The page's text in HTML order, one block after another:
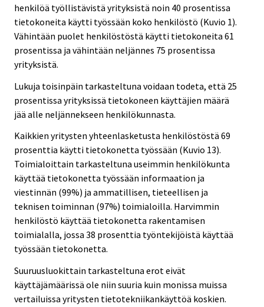
henkilöä työllistävistä yrityksistä noin 40 prosentissa
tietokoneita käytti työssään koko henkilöstö (Kuvio 1).
Vähintään puolet henkilöstöstä käytti tietokoneita 61
prosentissa ja vähintään neljännes 75 prosentissa
yrityksistä.
Lukuja toisinpäin tarkasteltuna voidaan todeta, että 25
prosentissa yrityksissä tietokoneen käyttäjien määrä
jää alle neljännekseen henkilökunnasta.
Kaikkien yritysten yhteenlasketusta henkilöstöstä 69
prosenttia käytti tietokonetta työssään (Kuvio 13).
Toimialoittain tarkasteltuna useimmin henkilökunta
käyttää tietokonetta työssään informaation ja
viestinnän (99%) ja ammatillisen, tieteellisen ja
teknisen toiminnan (97%) toimialoilla. Harvimmin
henkilöstö käyttää tietokonetta rakentamisen
toimialalla, jossa 38 prosenttia työntekijöistä käyttää
työssään tietokonetta.
Suuruusluokittain tarkasteltuna erot eivät
käyttäjämäärissä ole niin suuria kuin monissa muissa
vertailuissa yritysten tietotekniikankäyttöä koskien.